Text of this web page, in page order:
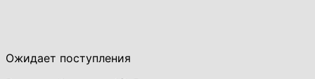
Ожидает поступления